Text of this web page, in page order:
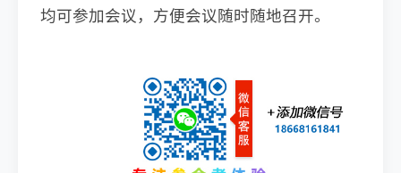
均可参加会议，方便会议随时随地召开。